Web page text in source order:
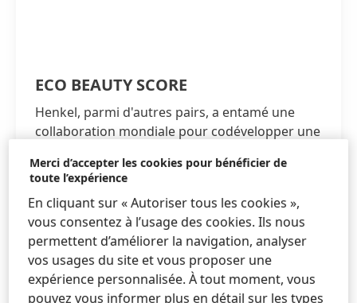
ECO BEAUTY SCORE
Henkel, parmi d'autres pairs, a entamé une
collaboration mondiale pour codévelopper une
système de notation à l'échelle de l'industrie
pour les produits cosmétiques. L'objectif est de
concevoir une approche qui ne tienne pas
compte des marques et qui fournisse aux
consommateurs des informations claires,
transparentes et comparables sur l'impact
environnemental, sur la base d'une
Merci d’accepter les cookies pour bénéficier de
toute l’expérience
En cliquant sur « Autoriser tous les cookies »,
vous consentez à l’usage des cookies. Ils nous
permettent d’améliorer la navigation, analyser
vos usages du site et vous proposer une
expérience personnalisée. À tout moment, vous
pouvez vous informer plus en détail sur les types